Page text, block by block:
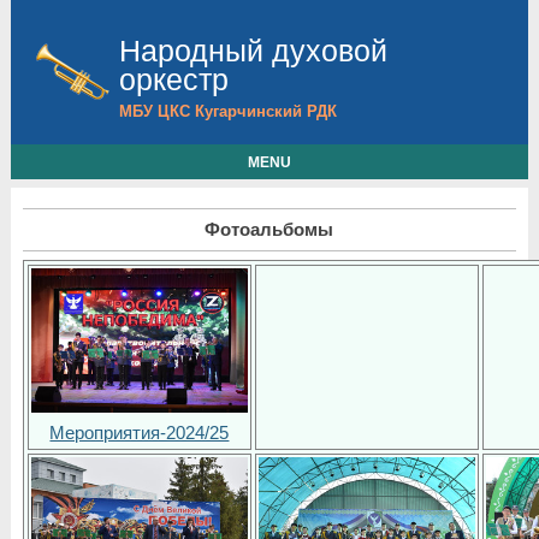
Народный духовой
оркестр
МБУ ЦКС Кугарчинский РДК
MENU
Фотоальбомы
Мероприятия-2024/25